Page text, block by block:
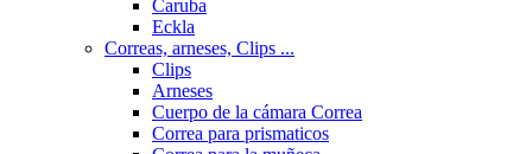
Caruba
Eckla
Correas, arneses, Clips ...
Clips
Arneses
Cuerpo de la cámara Correa
Correa para prismaticos